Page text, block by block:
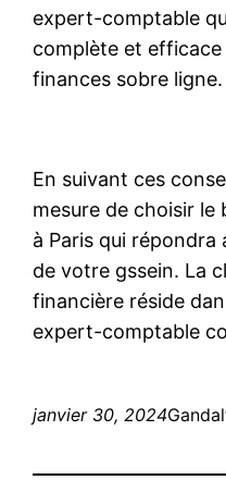
expert-comptable
complète et
finances sobre ligne.
En suivant ces
mesure de choisir le
à Paris qui répondra
de votre gssein. La
financière réside
expert-comptable
janvier 30, 2024